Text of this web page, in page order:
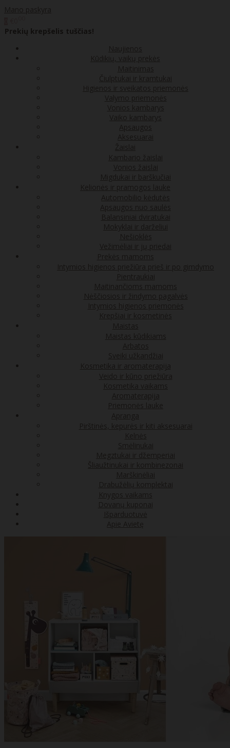
Mano paskyra
Prekių krepšelis tuščias!
Naujienos
Kūdikių, vaikų prekės
Maitinimas
Čiulptukai ir kramtukai
Higienos ir sveikatos priemonės
Valymo priemonės
Vonios kambarys
Vaiko kambarys
Apsaugos
Aksesuarai
Žaislai
Kambario žaislai
Vonios žaislai
Migdukai ir barškučiai
Kelionės ir pramogos lauke
Automobilio kėdutės
Apsaugos nuo saulės
Balansiniai dviratukai
Mokyklai ir darželiui
Nešioklės
Vežimėliai ir jų priedai
Prekės mamoms
Intymios higienos priežiūra prieš ir po gimdymo
Pientraukiai
Maitinančioms mamoms
Nėščiosios ir žindymo pagalvės
Intymios higienos priemonės
Krepšiai ir kosmetinės
Maistas
Maistas kūdikiams
Arbatos
Sveiki užkandžiai
Kosmetika ir aromaterapija
Veido ir kūno priežiūra
Kosmetika vaikams
Aromaterapija
Priemonės lauke
Apranga
Pirštinės, kepurės ir kiti aksesuarai
Kelnės
Smėlinukai
Megztukai ir džemperiai
Šliaužtinukai ir kombinezonai
Marškinėliai
Drabužėlių komplektai
Knygos vaikams
Dovanų kuponai
Išparduotuvė
Apie Avietę